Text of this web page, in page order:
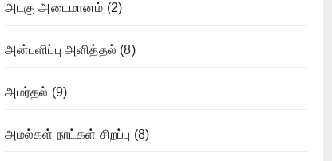
அடகு அடைமானம் (2)
அன்பளிப்பு அளித்தல் (8)
அமர்தல் (9)
அமல்கள் நாட்கள் சிறப்பு (8)